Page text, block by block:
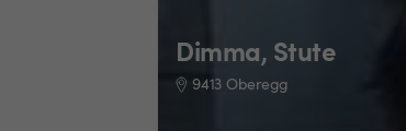
Dimma, Stute
9413 Oberegg